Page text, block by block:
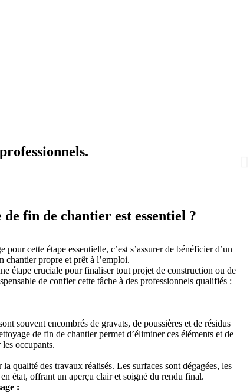
fin de chantier est essentiel ?
pour cette étape essentielle, c’est s’assurer de bénéficier d’un
chantier propre et prêt à l’emploi.
étape cruciale pour finaliser tout projet de construction ou de
de confier cette tâche à des professionnels qualifiés :
souvent encombrés de gravats, de poussières et de résidus
de fin de chantier permet d’éliminer ces éléments et de
les occupants.
qualité des travaux réalisés. Les surfaces sont dégagées, les
état, offrant un aperçu clair et soigné du rendu final.
: